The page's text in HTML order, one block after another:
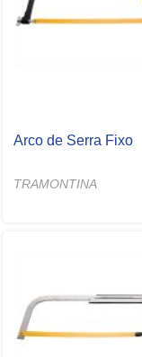
Arco de Serra Fixo
TRAMONTINA